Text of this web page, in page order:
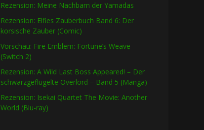
Rezension: Meine Nachbarn der Yamadas
Rezension: Elfies Zauberbuch Band 6: Der
korsische Zauber (Comic)
Vorschau: Fire Emblem: Fortune’s Weave
(Switch 2)
Rezension: A Wild Last Boss Appeared! – Der
schwarzgeflügelte Overlord – Band 5 (Manga)
Rezension: Isekai Quartet The Movie: Another
World (Blu-ray)